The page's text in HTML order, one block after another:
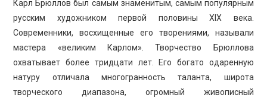
Карл Брюллов был самым знаменитым, самым популярным
русским художником первой половины XIX века.
Современники, восхищенные его творениями, называли
мастера «великим Карлом». Творчество Брюллова
охватывает более тридцати лет. Его богато одаренную
натуру отличала многогранность таланта, широта
творческого диапазона, огромный живописный